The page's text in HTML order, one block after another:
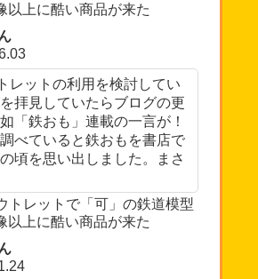
以上に酷い商品が来た
レットの利用を検討してい
拝見していたらブログの更
「鉄おも」連載の一言が！
べていると鉄おもを書店で
頃を思い出しました。まさ
トレットで「可」の鉄道模型
以上に酷い商品が来た